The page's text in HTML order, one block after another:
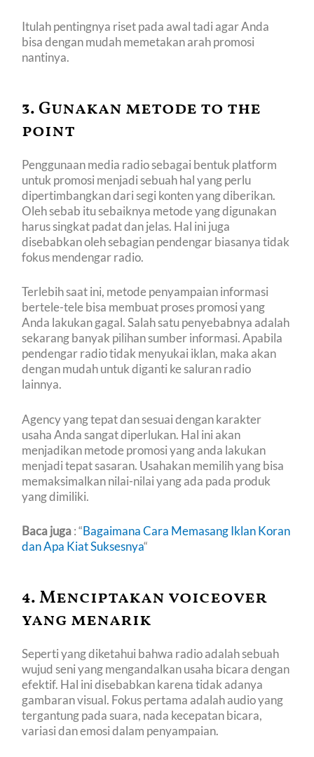
Itulah pentingnya riset pada awal tadi agar Anda
bisa dengan mudah memetakan arah promosi
nantinya.
3. Gunakan metode to the
point
Penggunaan media radio sebagai bentuk platform
untuk promosi menjadi sebuah hal yang perlu
dipertimbangkan dari segi konten yang diberikan.
Oleh sebab itu sebaiknya metode yang digunakan
harus singkat padat dan jelas. Hal ini juga
disebabkan oleh sebagian pendengar biasanya tidak
fokus mendengar radio.
Terlebih saat ini, metode penyampaian informasi
bertele-tele bisa membuat proses promosi yang
Anda lakukan gagal. Salah satu penyebabnya adalah
sekarang banyak pilihan sumber informasi. Apabila
pendengar radio tidak menyukai iklan, maka akan
dengan mudah untuk diganti ke saluran radio
lainnya.
Agency yang tepat dan sesuai dengan karakter
usaha Anda sangat diperlukan. Hal ini akan
menjadikan metode promosi yang anda lakukan
menjadi tepat sasaran. Usahakan memilih yang bisa
memaksimalkan nilai-nilai yang ada pada produk
yang dimiliki.
Baca juga: “Bagaimana Cara Memasang Iklan Koran
dan Apa Kiat Suksesnya“
4. Menciptakan voiceover
yang menarik
Seperti yang diketahui bahwa radio adalah sebuah
wujud seni yang mengandalkan usaha bicara dengan
efektif. Hal ini disebabkan karena tidak adanya
gambaran visual. Fokus pertama adalah audio yang
tergantung pada suara, nada kecepatan bicara,
variasi dan emosi dalam penyampaian.